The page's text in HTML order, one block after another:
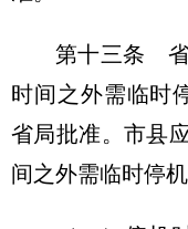
第十三条 省
时间之外需临时
省局批准。市县
间之外需临时停